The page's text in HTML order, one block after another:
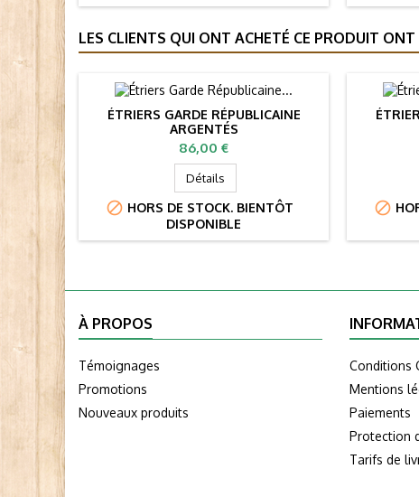
LES CLIENTS QUI ONT ACHETÉ CE PRODUIT
ÉTRIERS GARDE RÉPUBLICAINE
ARGENTÉS
Prix
86,00 €
Détails
 HORS DE STOCK. BIENTÔT
DISPONIBLE

À PROPOS
Témoignages
Promotions
Nouveaux produits
Conditions
Mentions
Paiements
Protection
Tarifs de